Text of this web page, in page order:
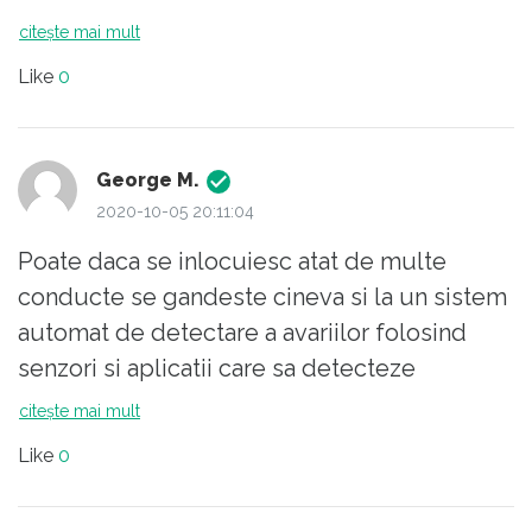
citește mai mult
Like 0
George M.
2020-10-05 20:11:04
Poate daca se inlocuiesc atat de multe
conducte se gandeste cineva si la un sistem
automat de detectare a avariilor folosind
senzori si aplicatii care sa detecteze
segmentele de retea pe care se produc
Ceva de genul: http://presentations-berlin-
citește mai mult
Like 0